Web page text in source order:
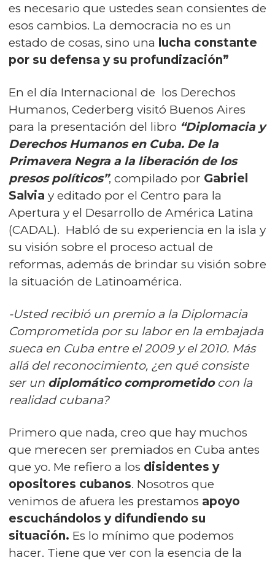
es necesario que ustedes sean consientes de
esos cambios. La democracia no es un
estado de cosas, sino una lucha constante
por su defensa y su profundización”
En el día Internacional de los Derechos
Humanos, Cederberg visitó Buenos Aires
para la presentación del libro “Diplomacia y
Derechos Humanos en Cuba. De la
Primavera Negra a la liberación de los
presos políticos”, compilado por Gabriel
Salvia y editado por el Centro para la
Apertura y el Desarrollo de América Latina
(CADAL). Habló de su experiencia en la isla y
su visión sobre el proceso actual de
reformas, además de brindar su visión sobre
la situación de Latinoamérica.
-Usted recibió un premio a la Diplomacia
Comprometida por su labor en la embajada
sueca en Cuba entre el 2009 y el 2010. Más
allá del reconocimiento, ¿en qué consiste
ser un diplomático comprometidocon la
realidad cubana?
Primero que nada, creo que hay muchos
que merecen ser premiados en Cuba antes
que yo. Me refiero a los disidentes y
opositores cubanos. Nosotros que
venimos de afuera les prestamos apoyo
escuchándolos y difundiendo su
situación. Es lo mínimo que podemos
hacer. Tiene que ver con la esencia de la